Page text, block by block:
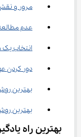
مرور و
عدم
انتخاب
دور کردن
بهترین
بهترین
بهترین راه